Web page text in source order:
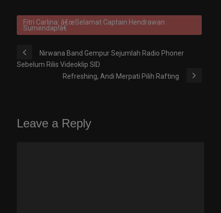
Fitri Carlina: â€œSelamat Captain Hendrawan
Sumendap!â€
Nirwana Band Gempur Sejumlah Radio Phoner
Sebelum Rilis Videoklip SID
Refreshing, Andi Merpati Pilih Rafting
Leave a Reply